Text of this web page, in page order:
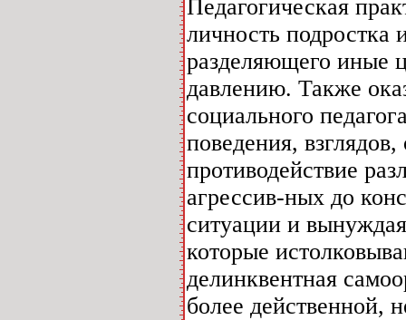
Педагогическая
личность
разделяющего иные
давлению. Также
социального
поведения,
противодействие
агрессив-ных до
ситуации и
которые
делинквентная
более действенной,